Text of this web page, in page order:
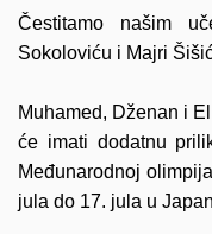
Čestitamo našim
Sokoloviću i Majri
Muhamed, Dženan i
će imati dodatnu
Međunarodnoj
jula do 17. jula u